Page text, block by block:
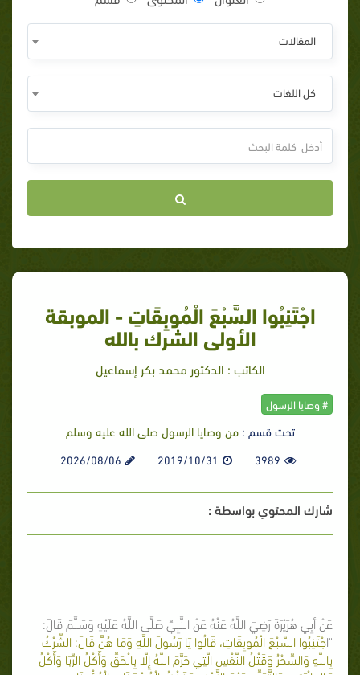
المقالات
كل اللغات
اجْتَنِبُوا السَّبْعَ الْمُوبِقَاتِ - الموبقة
الأولى الشرك بالله
الكاتب : الدكتور محمد بكر إسماعيل
# وصايا الرسول
تحت قسم :من وصايا الرسول صلى الله عليه وسلم
3989
2019/10/31
2026/08/06
شارك المحتوي بواسطة :
عَنْ أَبِي هُرَيْرَةَ رَضِيَ اللَّهُ عَنْهُ عَنْ النَّبِيِّ صَلَّى اللَّهُ عَلَيْهِ وَسَلَّمَ قَالَ:
"اجْتَنِبُوا السَّبْعَ الْمُوبِقَاتِ، قَالُوا يَا رَسُولَ اللَّهِ وَمَا هُنَّ قَالَ: الشِّرْكُ
بِاللَّهِ وَالسِّحْرُ وَقَتْلُ النَّفْسِ الَّتِي حَرَّمَ اللَّهُ إِلَّا بِالْحَقِّ وَأَكْلُ الرِّبَا وَأَكْلُ